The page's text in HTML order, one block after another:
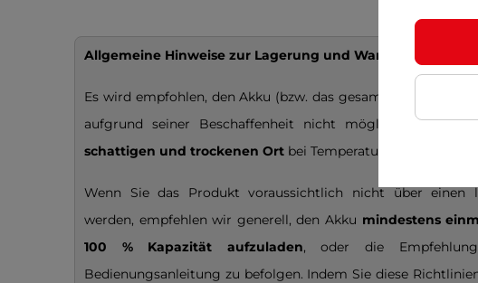
Allgemeine Hinweise zur Lagerung und Wartung der
Es wird empfohlen, den Akku (bzw. das gesamte Produkt
aufgrund seiner Beschaffenheit nicht möglich ist, den
schattigen und trockenen Ort bei Temperaturen zwischen
Wenn Sie das Produkt voraussichtlich nicht über einen
werden, empfehlen wir generell, den Akku mindestens
100 % Kapazität
aufzuladen, oder die
Bedienungsanleitung zu befolgen. Indem Sie diese